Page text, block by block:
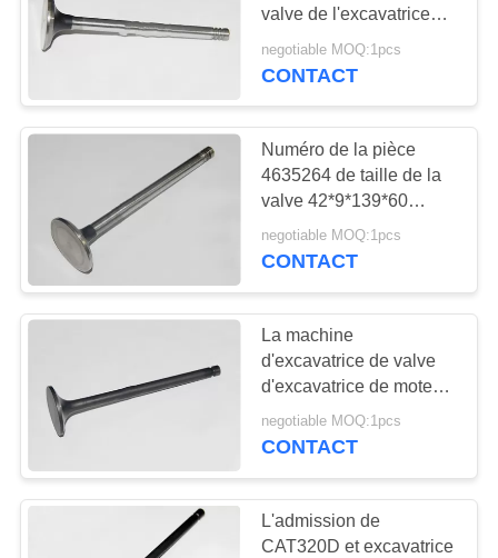
PLAN
DU
bloc-cylindres de
moteur diesel
injecteur de
carburant de moteur
17
valve de l'excavatrice
210 13668827 ISO9001
negotiable MOQ:1pcs
CONTACT
Numéro de la pièce
4635264 de taille de la
valve 42*9*139*60
d'excavatrice du moteur
290
negotiable MOQ:1pcs
CONTACT
La machine
d'excavatrice de valve
d'excavatrice de moteur
de S6K partie 36704-
00400 36704-02800
negotiable MOQ:1pcs
CONTACT
L'admission de
CAT320D et excavatrice